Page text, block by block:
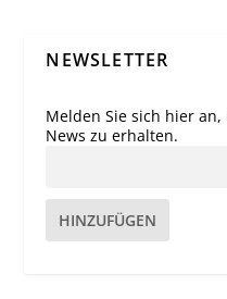
NEWSLETTER
Melden Sie sich hier
News zu erhalten.
HINZUFÜGEN